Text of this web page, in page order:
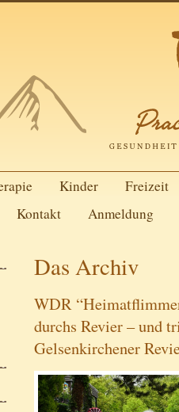
Kinder
Freizeit
Kontakt
Anmeldung
Das Archiv
WDR
durchs Revier – und
Gelsenkirchener